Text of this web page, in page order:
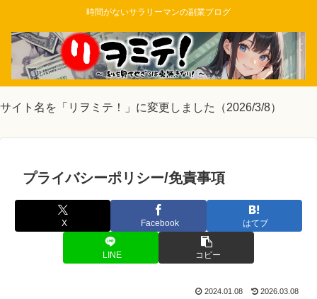
時間がないサラリーマンの副業ブログ
サイト名を「リヲミテ！」に変更しました（2026/3/8）
プライバシーポリシー/免責事項
X Facebook はてブ
LINE コピー
2024.01.08 2026.03.08